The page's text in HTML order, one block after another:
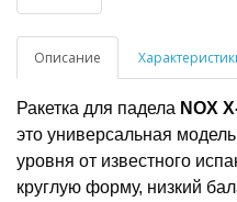
Описание
Ракетка для падела NOX X
это универсальная
уровня от известного
круглую форму, низкий